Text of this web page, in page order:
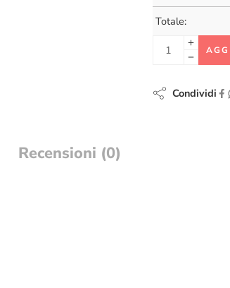
Totale:
Condividi
Recensioni (0)